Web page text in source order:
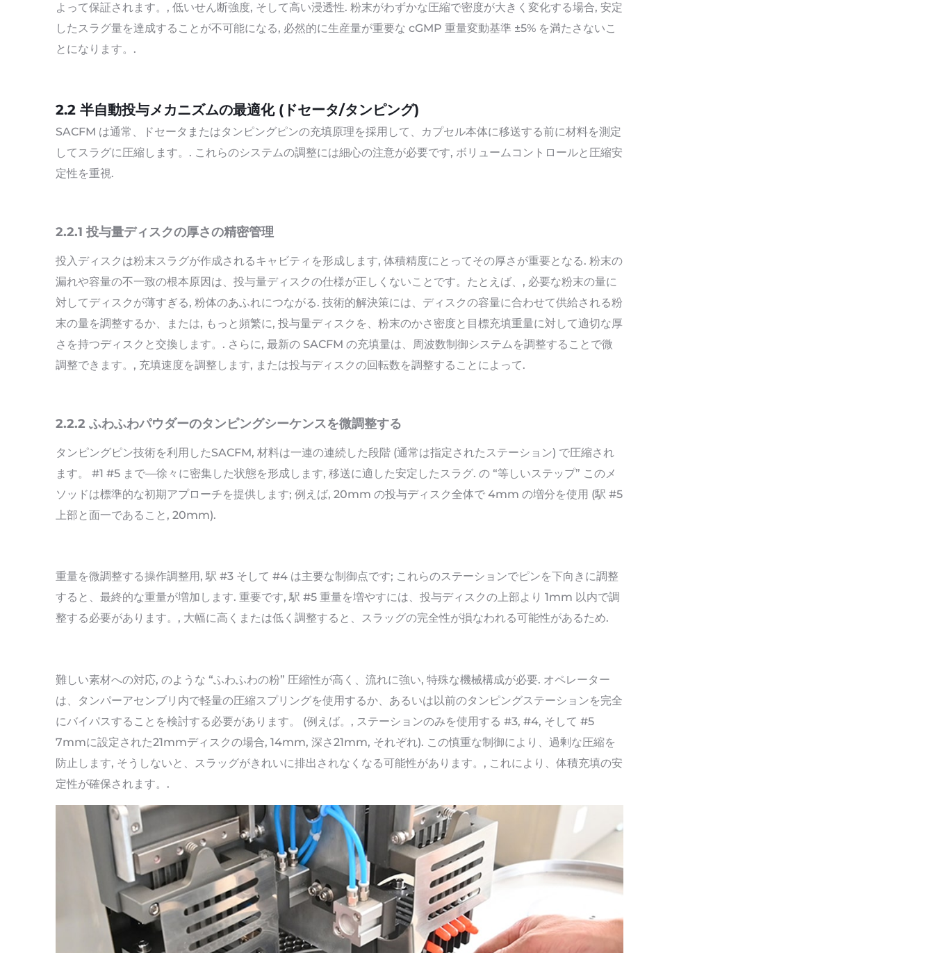
よって保証されます。, 低いせん断強度, そして高い浸透性. 粉末がわずかな圧縮で密度が大きく変化する場合, 安定
したスラグ量を達成することが不可能になる, 必然的に生産量が重要な cGMP 重量変動基準 ±5% を満たさないこ
とになります。.
2.2 半自動投与メカニズムの最適化 (ドセータ/タンピング)
SACFM は通常、ドセータまたはタンピングピンの充填原理を採用して、カプセル本体に移送する前に材料を測定
してスラグに圧縮します。. これらのシステムの調整には細心の注意が必要です, ボリュームコントロールと圧縮安
定性を重視.
2.2.1 投与量ディスクの厚さの精密管理
投入ディスクは粉末スラグが作成されるキャビティを形成します, 体積精度にとってその厚さが重要となる. 粉末の
漏れや容量の不一致の根本原因は、投与量ディスクの仕様が正しくないことです。たとえば、, 必要な粉末の量に
対してディスクが薄すぎる, 粉体のあふれにつながる. 技術的解決策には、ディスクの容量に合わせて供給される粉
末の量を調整するか、または, もっと頻繁に, 投与量ディスクを、粉末のかさ密度と目標充填重量に対して適切な厚
さを持つディスクと交換します。. さらに, 最新の SACFM の充填量は、周波数制御システムを調整することで微
調整できます。, 充填速度を調整します, または投与ディスクの回転数を調整することによって.
2.2.2 ふわふわパウダーのタンピングシーケンスを微調整する
タンピングピン技術を利用したSACFM, 材料は一連の連続した段階 (通常は指定されたステーション) で圧縮され
ます。 #1 #5 まで—徐々に密集した状態を形成します, 移送に適した安定したスラグ. の “等しいステップ” このメ
ソッドは標準的な初期アプローチを提供します; 例えば, 20mm の投与ディスク全体で 4mm の増分を使用 (駅 #5
上部と面一であること, 20mm).
重量を微調整する操作調整用, 駅 #3 そして #4 は主要な制御点です; これらのステーションでピンを下向きに調整
すると、最終的な重量が増加します. 重要です, 駅 #5 重量を増やすには、投与ディスクの上部より 1mm 以内で調
整する必要があります。, 大幅に高くまたは低く調整すると、スラッグの完全性が損なわれる可能性があるため.
難しい素材への対応, のような “ふわふわの粉” 圧縮性が高く、流れに強い, 特殊な機械構成が必要. オペレーター
は、タンパーアセンブリ内で軽量の圧縮スプリングを使用するか、あるいは以前のタンピングステーションを完全
にバイパスすることを検討する必要があります。 (例えば。, ステーションのみを使用する #3, #4, そして #5
7mmに設定された21mmディスクの場合, 14mm, 深さ21mm, それぞれ). この慎重な制御により、過剰な圧縮を
防止します, そうしないと、スラッグがきれいに排出されなくなる可能性があります。, これにより、体積充填の安
定性が確保されます。.